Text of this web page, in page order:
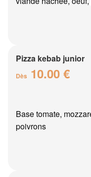
Pizza kebab junior
Dès 10.00 €
Base tomate,
poivrons